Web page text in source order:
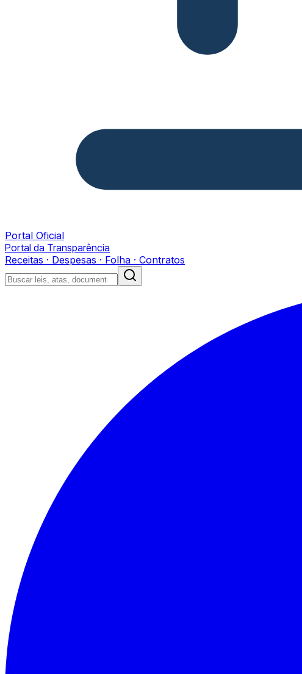
Portal Oficial
Portal da Transparência
Receitas · Despesas · Folha · Contratos